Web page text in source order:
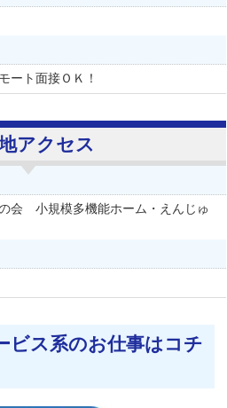
ト面接ＯＫ！
アクセス
会 小規模多機能ホーム・えんじゅ
ビス系のお仕事はコチ